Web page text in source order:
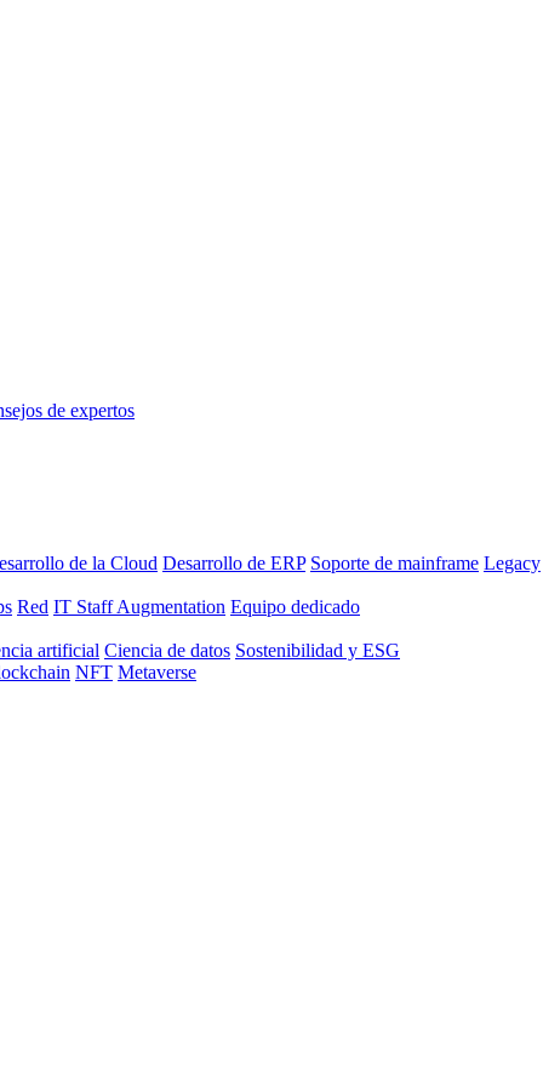
de expertos
de la Cloud Desarrollo de ERP Soporte de mainframe Legacy
Red IT Staff Augmentation Equipo dedicado
artificial Ciencia de datos Sostenibilidad y ESG
NFT Metaverse